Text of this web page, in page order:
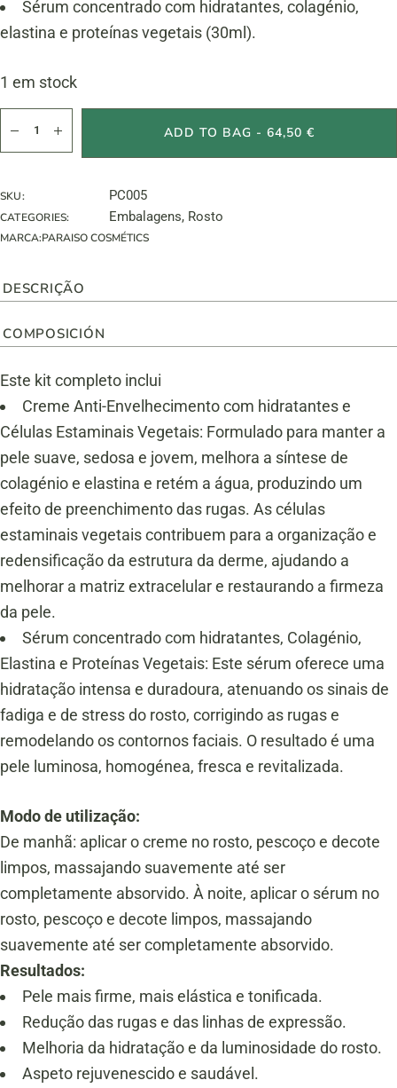
Sérum concentrado com hidratantes, colagénio,
elastina e proteínas vegetais (30ml).
1 em stock
ADD TO BAG - 64,50 €
SKU: PC005
CATEGORIES: Embalagens, Rosto
MARCA:PARAISO COSMÉTICS
DESCRIÇÃO
COMPOSICIÓN
Este kit completo inclui
Creme Anti-Envelhecimento com hidratantes e
Células Estaminais Vegetais: Formulado para manter a
pele suave, sedosa e jovem, melhora a síntese de
colagénio e elastina e retém a água, produzindo um
efeito de preenchimento das rugas. As células
estaminais vegetais contribuem para a organização e
redensificação da estrutura da derme, ajudando a
melhorar a matriz extracelular e restaurando a firmeza
da pele.
Sérum concentrado com hidratantes, Colagénio,
Elastina e Proteínas Vegetais: Este sérum oferece uma
hidratação intensa e duradoura, atenuando os sinais de
fadiga e de stress do rosto, corrigindo as rugas e
remodelando os contornos faciais. O resultado é uma
pele luminosa, homogénea, fresca e revitalizada.
Modo de utilização:
De manhã: aplicar o creme no rosto, pescoço e decote
limpos, massajando suavemente até ser
completamente absorvido. À noite, aplicar o sérum no
rosto, pescoço e decote limpos, massajando
suavemente até ser completamente absorvido.
Resultados:
Pele mais firme, mais elástica e tonificada.
Redução das rugas e das linhas de expressão.
Melhoria da hidratação e da luminosidade do rosto.
Aspeto rejuvenescido e saudável.